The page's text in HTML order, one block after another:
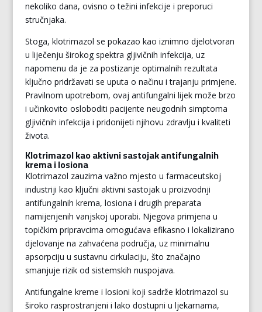
nekoliko dana, ovisno o težini infekcije i preporuci
stručnjaka.
Stoga, klotrimazol se pokazao kao iznimno djelotvoran
u liječenju širokog spektra gljivičnih infekcija, uz
napomenu da je za postizanje optimalnih rezultata
ključno pridržavati se uputa o načinu i trajanju primjene.
Pravilnom upotrebom, ovaj antifungalni lijek može brzo
i učinkovito osloboditi pacijente neugodnih simptoma
gljivičnih infekcija i pridonijeti njihovu zdravlju i kvaliteti
života.
Klotrimazol kao aktivni sastojak antifungalnih
krema i losiona
Klotrimazol zauzima važno mjesto u farmaceutskoj
industriji kao ključni aktivni sastojak u proizvodnji
antifungalnih krema, losiona i drugih preparata
namijenjenih vanjskoj uporabi. Njegova primjena u
topičkim pripravcima omogućava efikasno i lokalizirano
djelovanje na zahvaćena područja, uz minimalnu
apsorpciju u sustavnu cirkulaciju, što značajno
smanjuje rizik od sistemskih nuspojava.
Antifungalne kreme i losioni koji sadrže klotrimazol su
široko rasprostranjeni i lako dostupni u ljekarnama,